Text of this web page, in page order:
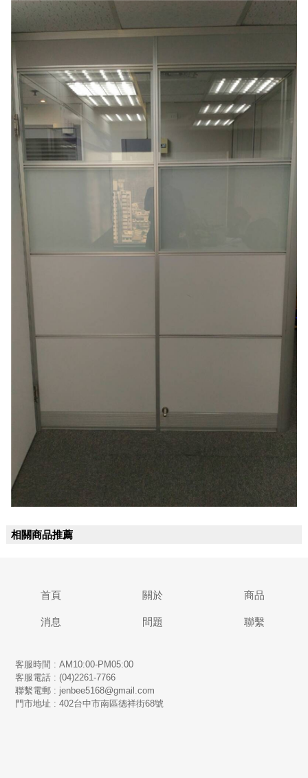
相關商品推薦
首頁 關於 商品
消息 問題 聯繫
客服時間 : AM10:00-PM05:00
客服電話 : (04)2261-7766
​聯繫電郵 : jenbee5168@gmail.com
門市地址 : 402台中市南區德祥街68號